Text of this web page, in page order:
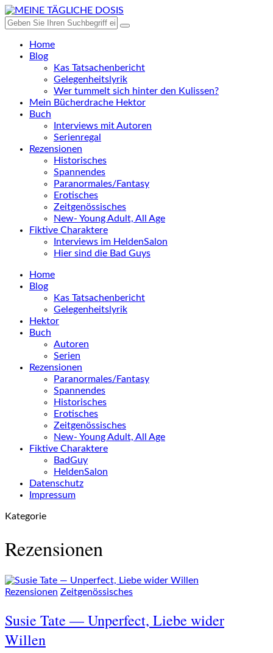
Home
Blog
Kas Tatsachenbericht
Gelegenheitslyrik
Wer tummelt sich hinter den Kulissen?
Mein Bücherdrache Hektor
Buch
Interviews mit Autoren
Serienregal
Rezensionen
Historisches
Spannendes
Paranormales/Fantasy
Erotisches
Zeitgenössisches
New- Young Adult, All Age
Fiktive Charaktere
Interviews im HeldenSalon
Hier sind die Bad Guys
Home
Blog
Kas Tatsachenbericht
Gelegenheitslyrik
Hektor
Buch
Autoren
Serien
Rezensionen
Paranormales/Fantasy
Spannendes
Historisches
Erotisches
Zeitgenössisches
New- Young Adult, All Age
Fiktive Charaktere
BadGuy
HeldenSalon
Datenschutz
Impressum
Kategorie
Rezensionen
Rezensionen Zeitgenössisches
Susie Tate — Unperfect, Liebe wider
Willen